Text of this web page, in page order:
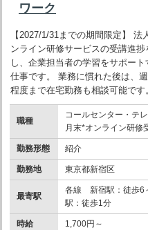
ワーク
【2027/1/31までの期間限定】 法
ンライン研修サービスの受講進捗
し、企業担当者の学習をサポート
仕事です。 業務に慣れた後は、
程度まで在宅勤務も相談可能です
職種
コールセンター・テ
月末*オンライン研修
勤務形態 紹介
勤務地 東京都新宿区
最寄駅
各線 新宿駅：徒歩
駅：徒歩1分
時給
1,700円～